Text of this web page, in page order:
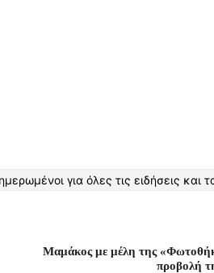
για όλες τις ειδήσεις και
Μαμάκος με μέλη της
προβολή